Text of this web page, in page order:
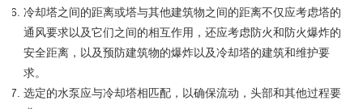
冷却塔之间的距离或塔与其他建筑物之间的距离不仅应考虑塔的
通风要求以及它们之间的相互作用，还应考虑防火和防火爆炸的
安全距离，以及预防建筑物的爆炸以及冷却塔的建筑和维护要
求。
选定的水泵应与冷却塔相匹配，以确保流动，头部和其他过程要